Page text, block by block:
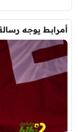
أمرابط يوجه